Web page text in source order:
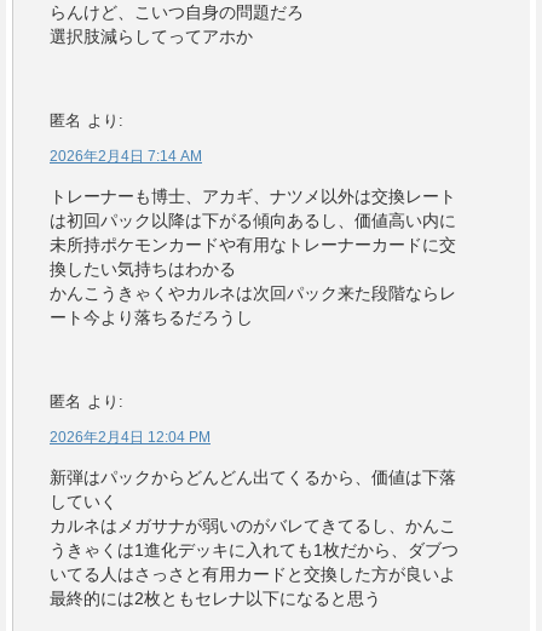
らんけど、こいつ自身の問題だろ
選択肢減らしてってアホか
匿名 より:
2026年2月4日 7:14 AM
トレーナーも博士、アカギ、ナツメ以外は交換レート
は初回パック以降は下がる傾向あるし、価値高い内に
未所持ポケモンカードや有用なトレーナーカードに交
換したい気持ちはわかる
かんこうきゃくやカルネは次回パック来た段階ならレ
ート今より落ちるだろうし
匿名 より:
2026年2月4日 12:04 PM
新弾はパックからどんどん出てくるから、価値は下落
していく
カルネはメガサナが弱いのがバレてきてるし、かんこ
うきゃくは1進化デッキに入れても1枚だから、ダブつ
いてる人はさっさと有用カードと交換した方が良いよ
最終的には2枚ともセレナ以下になると思う